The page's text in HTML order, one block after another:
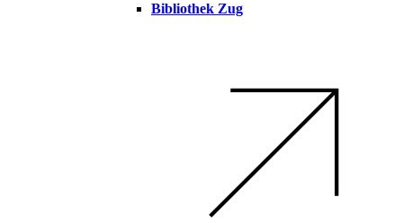
Bibliothek Zug